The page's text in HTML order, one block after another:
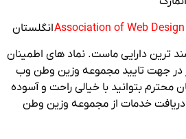
Association of Webانگلستان
ترین دارایی ماست. نماد های اطمینان
جهت تایید مجموعه وزین وطن وب
بتوانید با خیالی راحت و آسوده
خدمات از مجموعه وزین وطن